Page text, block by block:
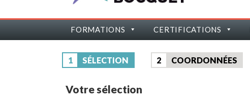
FORMATIONS CERTIFICATIONS
1 SÉLECTION 2 COORDONNÉES
Votre sélection